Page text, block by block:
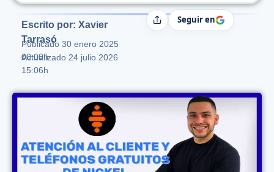
Escrito por: Xavier
Tarrasó
Publicado 30 enero 2025
00:00h
Actualizado 24 julio 2026
15:06h
CompartirSeguir en